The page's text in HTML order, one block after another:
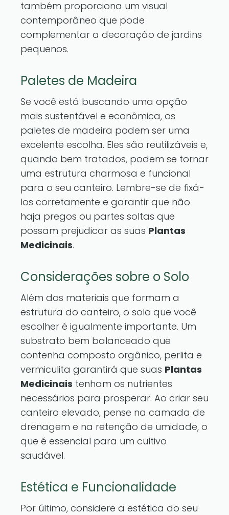
também proporciona um visual
contemporâneo que pode
complementar a decoração de jardins
pequenos.
Paletes de Madeira
Se você está buscando uma opção
mais sustentável e econômica, os
paletes de madeira podem ser uma
excelente escolha. Eles são reutilizáveis e,
quando bem tratados, podem se tornar
uma estrutura charmosa e funcional
para o seu canteiro. Lembre-se de fixá-
los corretamente e garantir que não
haja pregos ou partes soltas que
possam prejudicar as suas Plantas
Medicinais.
Considerações sobre o Solo
Além dos materiais que formam a
estrutura do canteiro, o solo que você
escolher é igualmente importante. Um
substrato bem balanceado que
contenha composto orgânico, perlita e
vermiculita garantirá que suas Plantas
Medicinais tenham os nutrientes
necessários para prosperar. Ao criar seu
canteiro elevado, pense na camada de
drenagem e na retenção de umidade, o
que é essencial para um cultivo
saudável.
Estética e Funcionalidade
Por último, considere a estética do seu